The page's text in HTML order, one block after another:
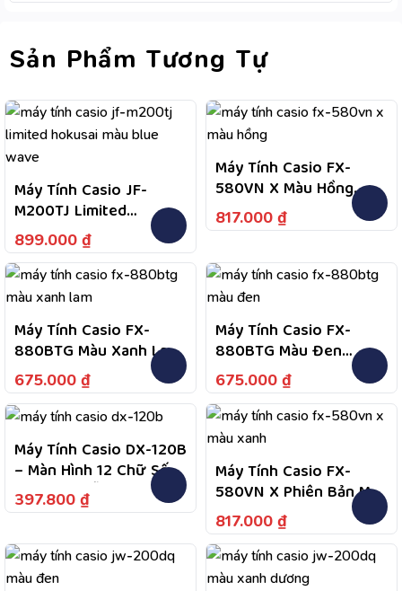
Sản Phẩm Tương Tự
Máy Tính Casio JF-
M200TJ Limited
Hokusai Blue Wave –
Bảo Hành Chính Hãng 7
Năm, Hỗ Trợ Tư Vấn Và
Kiểm Tra Bảo Hành
Theo Chính Sách
899.000 ₫
Máy Tính Casio FX-
580VN X Màu Hồng
Fullbox Chính Hãng Bảo
Hành 7 Năm
817.000 ₫
Máy Tính Casio FX-
880BTG Màu Xanh Lam
Fullbox Bảo Hành 7
Năm
675.000 ₫
Máy Tính Casio FX-
880BTG Màu Đen
Fullbox Bảo Hành 7
Năm
675.000 ₫
Máy Tính Casio DX-120B
– Màn Hình 12 Chữ Số
Cực Lớn, Dễ Quan Sát
Dữ Liệu, Nguồn Kép
Và Pin, Tiện Dùng Lâu
Dài
397.800 ₫
Máy Tính Casio FX-
580VN X Phiên Bản Màu
Xanh Da Trời
817.000 ₫